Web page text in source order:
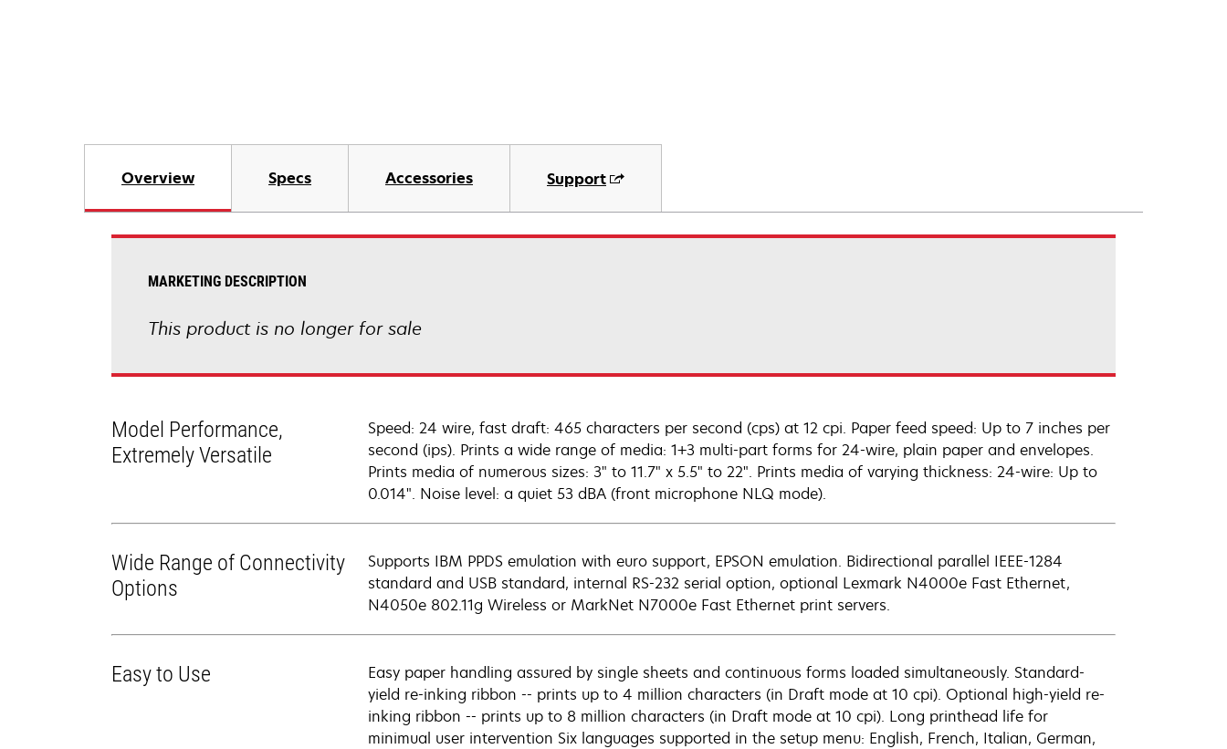
Overview Specs Accessories Support
MARKETING DESCRIPTION
This product is no longer for sale
Model Performance,
Extremely Versatile
Speed: 24 wire, fast draft: 465 characters per second (cps) at 12 cpi. Paper feed speed: Up to 7 inches per
second (ips). Prints a wide range of media: 1+3 multi-part forms for 24-wire, plain paper and envelopes.
Prints media of numerous sizes: 3" to 11.7" x 5.5" to 22". Prints media of varying thickness: 24-wire: Up to
0.014". Noise level: a quiet 53 dBA (front microphone NLQ mode).
Wide Range of Connectivity
Options
Supports IBM PPDS emulation with euro support, EPSON emulation. Bidirectional parallel IEEE-1284
standard and USB standard, internal RS-232 serial option, optional Lexmark N4000e Fast Ethernet,
N4050e 802.11g Wireless or MarkNet N7000e Fast Ethernet print servers.
Easy to Use
Easy paper handling assured by single sheets and continuous forms loaded simultaneously. Standard-
yield re-inking ribbon -- prints up to 4 million characters (in Draft mode at 10 cpi). Optional high-yield re-
inking ribbon -- prints up to 8 million characters (in Draft mode at 10 cpi). Long printhead life for
minimual user intervention Six languages supported in the setup menu: English, French, Italian, German,